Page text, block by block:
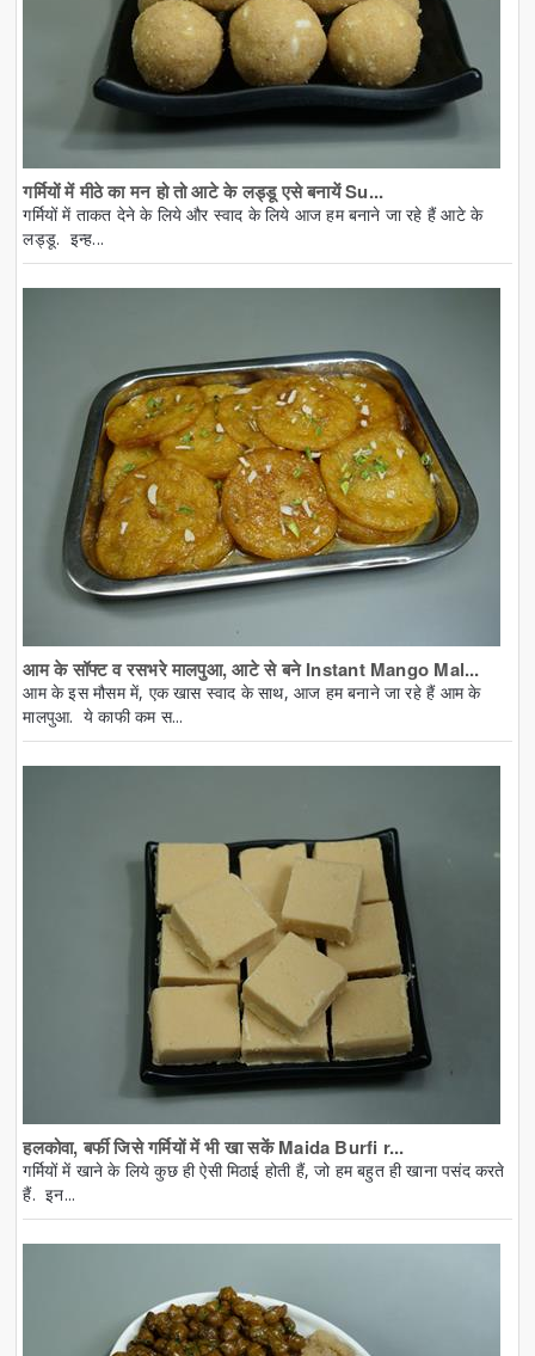
गर्मियों में मीठे का मन हो तो आटे के लड्डू एसे बनायें Su...
गर्मियों में ताकत देने के लिये और स्वाद के लिये आज हम बनाने जा रहे हैं आटे के
लड्डू. इन्ह...
आम के सॉफ्ट व रसभरे मालपुआ, आटे से बने Instant Mango Mal...
आम के इस मौसम में, एक खास स्वाद के साथ, आज हम बनाने जा रहे हैं आम के
मालपुआ. ये काफी कम स...
हलकोवा, बर्फी जिसे गर्मियों में भी खा सकें Maida Burfi r...
गर्मियों में खाने के लिये कुछ ही ऐसी मिठाई होती हैं, जो हम बहुत ही खाना पसंद करते
हैं. इन...